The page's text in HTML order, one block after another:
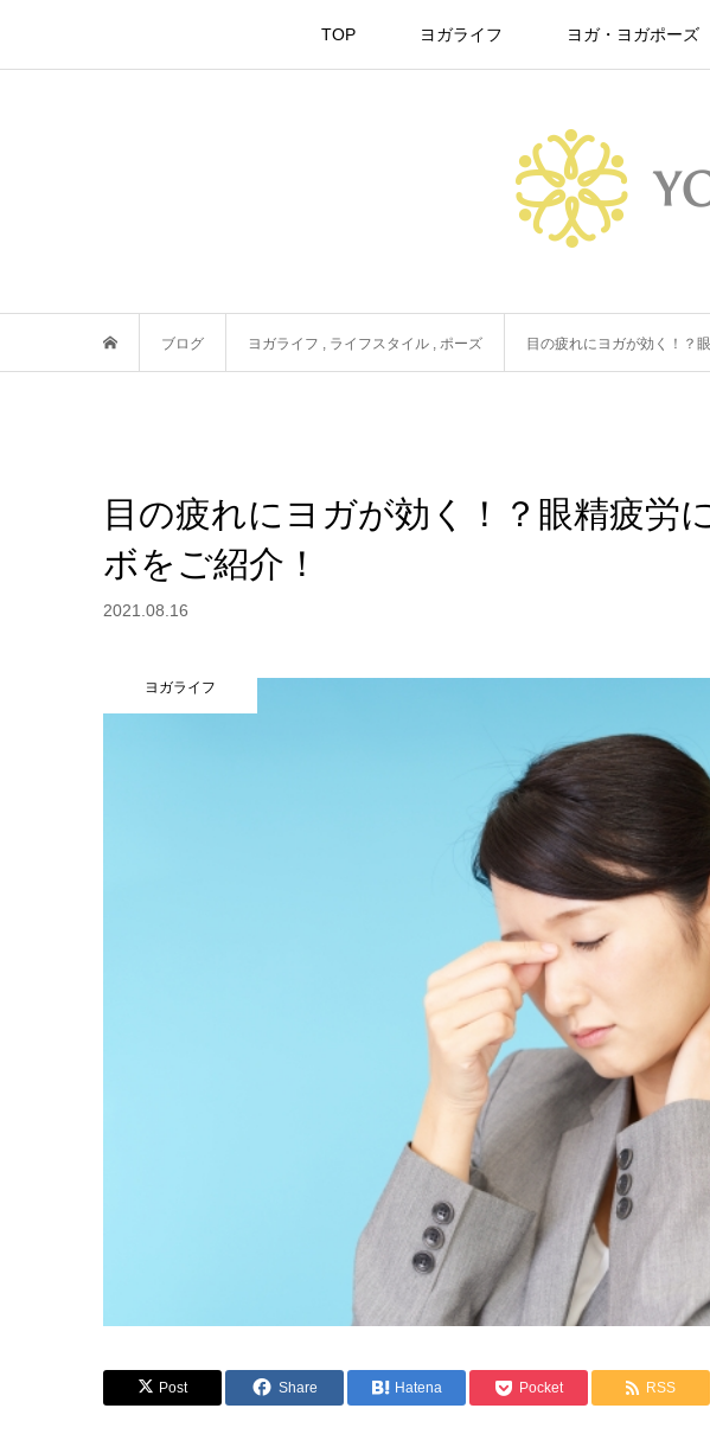
TOP ヨガライフ ヨガ・ヨガポーズ
ブログ ヨガライフ , ライフスタイル , ポーズ 目の疲れにヨガが効く！？
目の疲れにヨガが効く！？眼精疲労
ボをご紹介！
2021.08.16
ヨガライフ
Post Share Hatena Pocket RSS